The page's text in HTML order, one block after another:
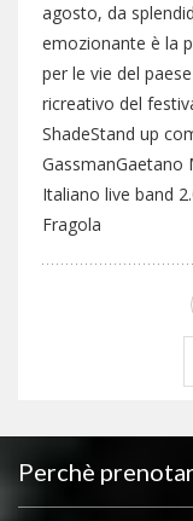
agosto, da
emozionante è la
per le vie del
ricreativo del
ShadeStand up
GassmanGaetano
Italiano live band
Fragola
Perchè